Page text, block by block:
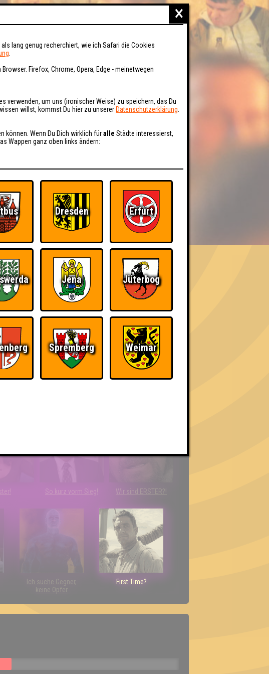
FAQ ÜBER UNS
sie sich schließlich verdient! Entsprechend gibt es
So kurz vorm Sieg! Wir sind ERSTER?!
Ich suche Gegner,
keine Opfer
First Time?
×
lang genug recherchiert, wie ich Safari die Cookies
Firefox, Chrome, Opera, Edge - meinetwegen
verwenden, um uns (ironischer Weise) zu speichern, das Du
willst, kommst Du hier zu unserer Datenschutzerklärung
können. Wenn Du Dich wirklich füralle Städte interessierst,
Wappen ganz oben links ändern:
Dresden Erfurt
Jena Jüterbog
Spremberg Weimar